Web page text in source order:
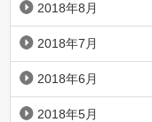
2018年8月
2018年7月
2018年6月
2018年5月